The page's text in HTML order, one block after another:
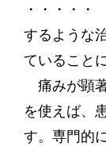
・・・・・
するような
ていること
痛みが顕
を使えば、
す。専門的